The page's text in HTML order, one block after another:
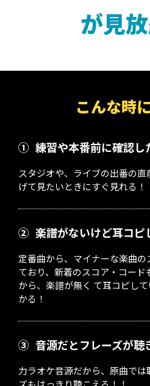
が見
こんな時
① 練習や本番前に確認し
スタジオや、ライブの出番の
げて見たいときにすぐ見れる！
② 楽譜がないけど耳コピ
定番曲から、マイナーな楽曲
ており、新着のスコア・コー
から、楽譜が無く て耳コピし
かる！
③ 音源だとフレーズが
力ラオケ音源だから、原曲で